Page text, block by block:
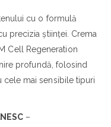
cu o formulă
precizia științei. Crema
Cell Regeneration
profundă, folosind
mai sensibile tipuri
–